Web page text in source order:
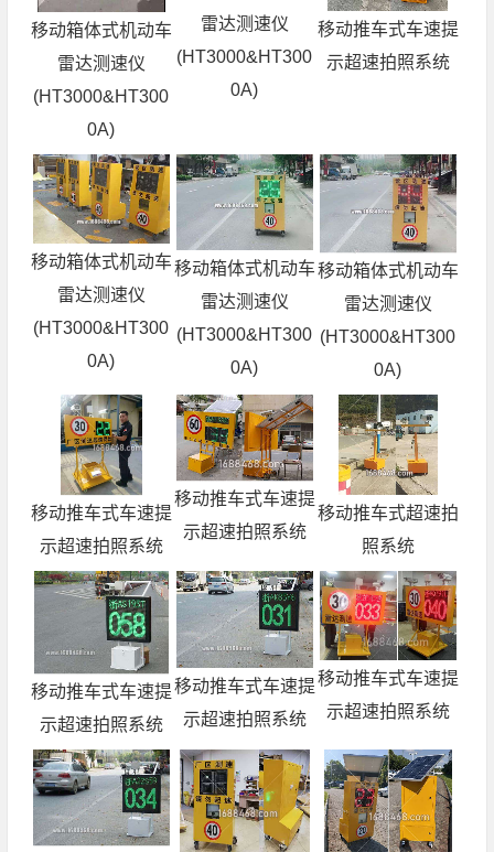
移动箱体式机动车
雷达测速仪
(HT3000&HT300
0A)
雷达测速仪
(HT3000&HT300
0A)
移动推车式车速提
示超速拍照系统
移动箱体式机动车
雷达测速仪
(HT3000&HT300
0A)
移动箱体式机动车
雷达测速仪
(HT3000&HT300
0A)
移动箱体式机动车
雷达测速仪
(HT3000&HT300
0A)
移动推车式车速提
示超速拍照系统
移动推车式车速提
示超速拍照系统
移动推车式超速拍
照系统
移动推车式车速提
示超速拍照系统
移动推车式车速提
示超速拍照系统
移动推车式车速提
示超速拍照系统